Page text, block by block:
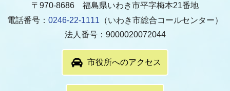
〒970-8686 福島県いわき市平字梅本21番地
電話番号： 0246-22-1111 （いわき市総合コールセンター）
法人番号：9000020072044
市役所へのアクセス